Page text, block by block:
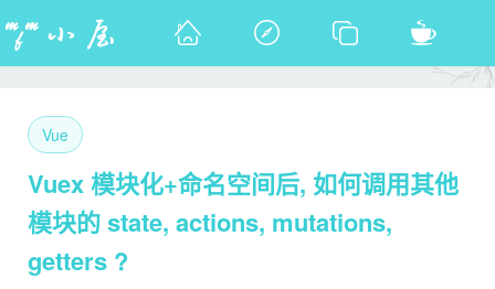
Vue
Vuex 模块化+命名空间后, 如何调用其他
模块的 state, actions, mutations,
getters ?